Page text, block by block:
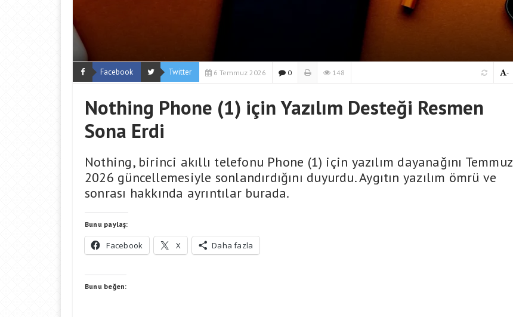
Facebook Twitter 6 Temmuz 2026 0 148 -
Nothing Phone (1) için Yazılım Desteği Resmen
Sona Erdi
Nothing, birinci akıllı telefonu Phone (1) için yazılım dayanağını Temmuz
2026 güncellemesiyle sonlandırdığını duyurdu. Aygıtın yazılım ömrü ve
sonrası hakkında ayrıntılar burada.
Bunu paylaş:
Facebook X Daha fazla
Bunu beğen: